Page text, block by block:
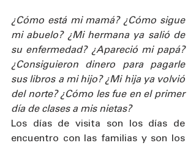
¿Cómo está mi mamá? ¿Cómo sigue
mi abuelo? ¿Mi hermana ya salió de
su enfermedad? ¿Apareció mi papá?
¿Consiguieron dinero para pagarle
sus libros a mi hijo? ¿Mi hija ya volvió
del norte? ¿Cómo les fue en el primer
día de clases a mis nietas?
Los días de visita son los días de
encuentro con las familias y son los